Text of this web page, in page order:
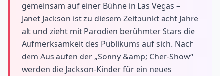
gemeinsam auf einer Bühne in Las Vegas –
Janet Jackson ist zu diesem Zeitpunkt acht Jahre
alt und zieht mit Parodien berühmter Stars die
Aufmerksamkeit des Publikums auf sich. Nach
dem Auslaufen der „Sonny &amp; Cher-Show“
werden die Jackson-Kinder für ein neues